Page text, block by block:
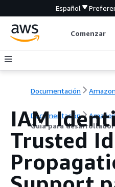
Español
Comenzar
Documentación
Documentación
Guía para
IAM
Trusted